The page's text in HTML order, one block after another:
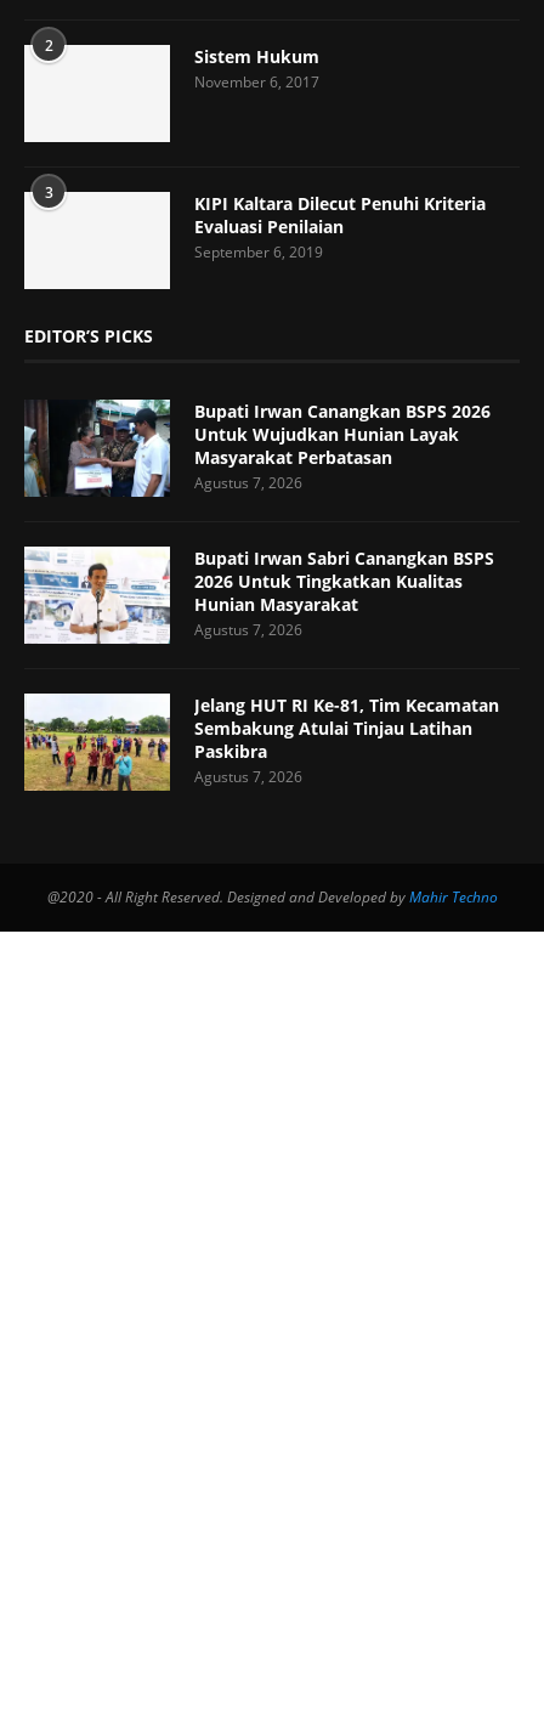
2 Sistem Hukum
November 6, 2017
3
KIPI Kaltara Dilecut Penuhi Kriteria
Evaluasi Penilaian
September 6, 2019
EDITOR’S PICKS
Bupati Irwan Canangkan BSPS 2026
Untuk Wujudkan Hunian Layak
Masyarakat Perbatasan
Agustus 7, 2026
Bupati Irwan Sabri Canangkan BSPS
2026 Untuk Tingkatkan Kualitas
Hunian Masyarakat
Agustus 7, 2026
Jelang HUT RI Ke-81, Tim Kecamatan
Sembakung Atulai Tinjau Latihan
Paskibra
Agustus 7, 2026
@2020 - All Right Reserved. Designed and Developed byMahir Techno